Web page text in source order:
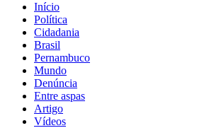
Início
Política
Cidadania
Brasil
Pernambuco
Mundo
Denúncia
Entre aspas
Artigo
Vídeos